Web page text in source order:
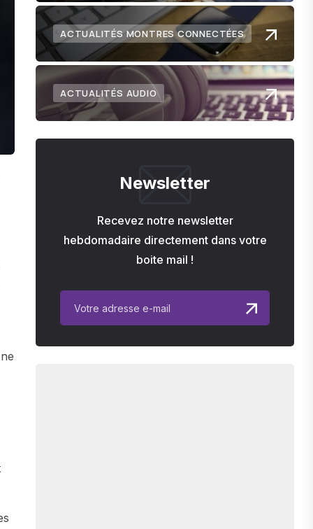
ACTUALITÉS MONTRES CONNECTÉES
ACTUALITÉS AUDIO
Newsletter
Recevez notre newsletter
hebdomadaire directement dans votre
boite mail !